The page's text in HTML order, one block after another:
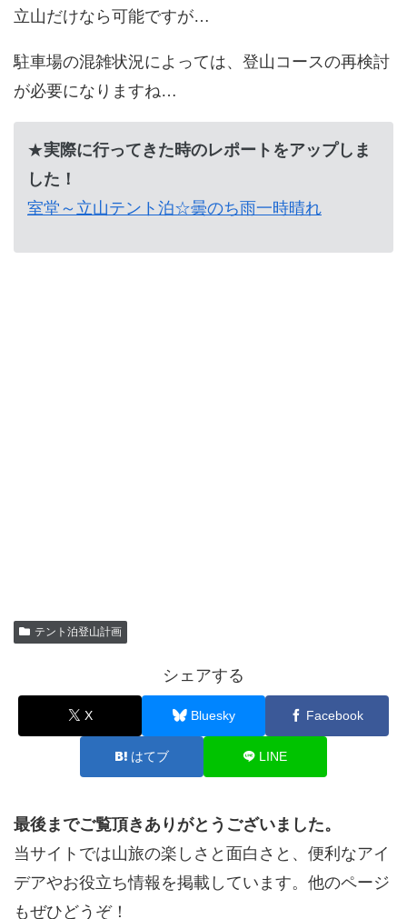
立山だけなら可能ですが…
駐車場の混雑状況によっては、登山コースの再検討
が必要になりますね…
★実際に行ってきた時のレポートをアップしま
した！
室堂～立山テント泊☆曇のち雨一時晴れ
テント泊登山計画
シェアする
X Bluesky Facebook
はてブ LINE
最後までご覧頂きありがとうございました。
当サイトでは山旅の楽しさと面白さと、便利なアイ
デアやお役立ち情報を掲載しています。他のページ
もぜひどうぞ！